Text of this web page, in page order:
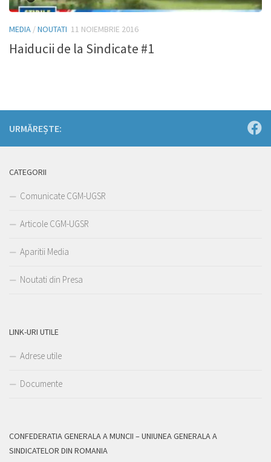
MEDIA /NOUTATI 11 NOIEMBRIE 2016
Haiducii de la Sindicate #1
URMĂREȘTE:
CATEGORII
Comunicate CGM-UGSR
Articole CGM-UGSR
Aparitii Media
Noutati din Presa
LINK-URI UTILE
Adrese utile
Documente
CONFEDERATIA GENERALA A MUNCII – UNIUNEA GENERALA A
SINDICATELOR DIN ROMANIA